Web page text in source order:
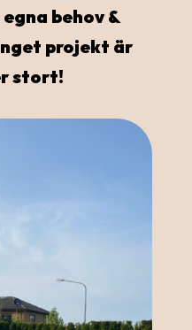
behov &
projekt är
stort!